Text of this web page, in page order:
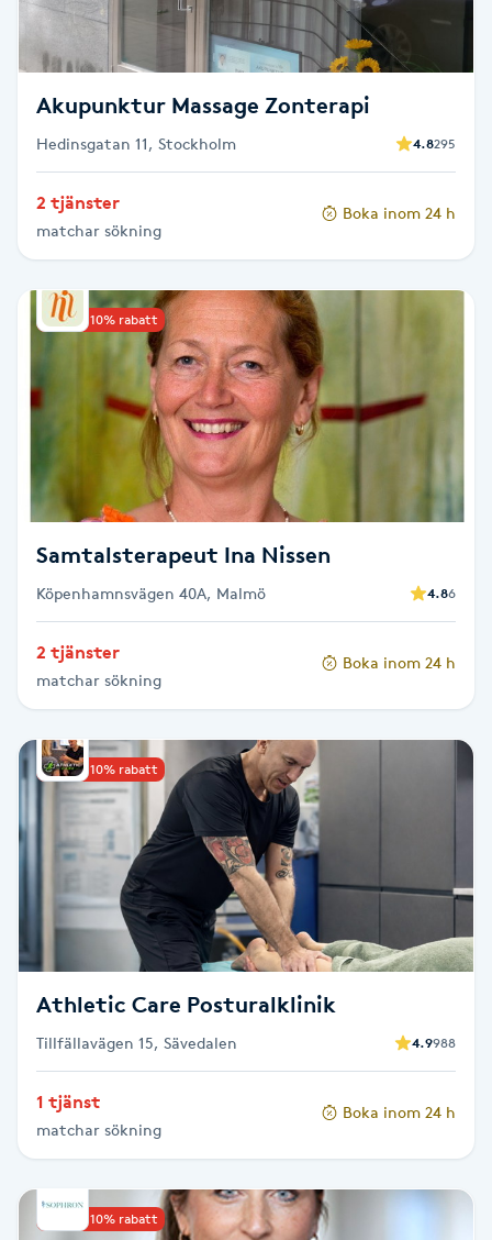
Permanent hårborttagning
Permanent ögonbrynsmakeup
Personal shopper
Personlig tränare
Picolaser
Pigmentbehandling
Pigmentfläckar
Powder brows
Power Yoga
PRX-T33
Psoriasis
R
Radiofrekvens
Reflexologi
Akupunktur Massage Zonterapi
Hedinsgatan 11, Stockholm 4.8295
2 tjänster
matchar sökning
Boka inom 24 h
Upp till 10% rabatt
Samtalsterapeut Ina Nissen
Köpenhamnsvägen 40A, Malmö 4.86
2 tjänster
matchar sökning
Boka inom 24 h
Upp till 10% rabatt
Athletic Care Posturalklinik
Tillfällavägen 15, Sävedalen 4.9988
1 tjänst
matchar sökning
Boka inom 24 h
Upp till 10% rabatt